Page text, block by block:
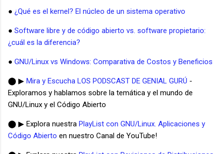
● ¿Qué es el kernel? El núcleo de un sistema operativo
● Software libre y de código abierto vs. software propietario:
¿cuál es la diferencia?
● GNU/Linux vs Windows: Comparativa de Costos y Beneficios
⬤ ▶ Mira y Escucha LOS PODSCAST DE GENIAL GURÚ -
Exploramos y hablamos sobre la temática y el mundo de
GNU/Linux y el Código Abierto
⬤ ▶ Explora nuestra PlayList con GNU/Linux. Aplicaciones y
Código Abierto en nuestro Canal de YouTube!